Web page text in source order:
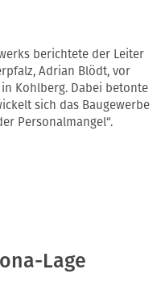
berichtete der Leiter
Adrian Blödt, vor
Kohlberg. Dabei betonte
sich das Baugewerbe
Personalmangel“.
Lage